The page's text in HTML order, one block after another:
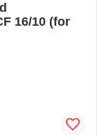
16/10 (for